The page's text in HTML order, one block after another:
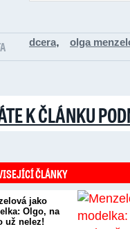
dcera, olga
K ČLÁNKU
ČLÁNKY
jako
Olgo, na
už nelez!